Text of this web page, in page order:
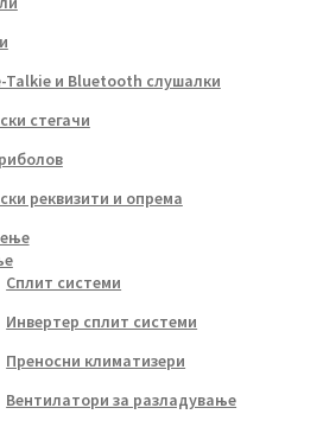
Talkie и Bluetooth слушалки
стегачи
реквизити и опрема
Сплит системи
Инвертер сплит системи
Преносни климатизери
Вентилатори за разладување